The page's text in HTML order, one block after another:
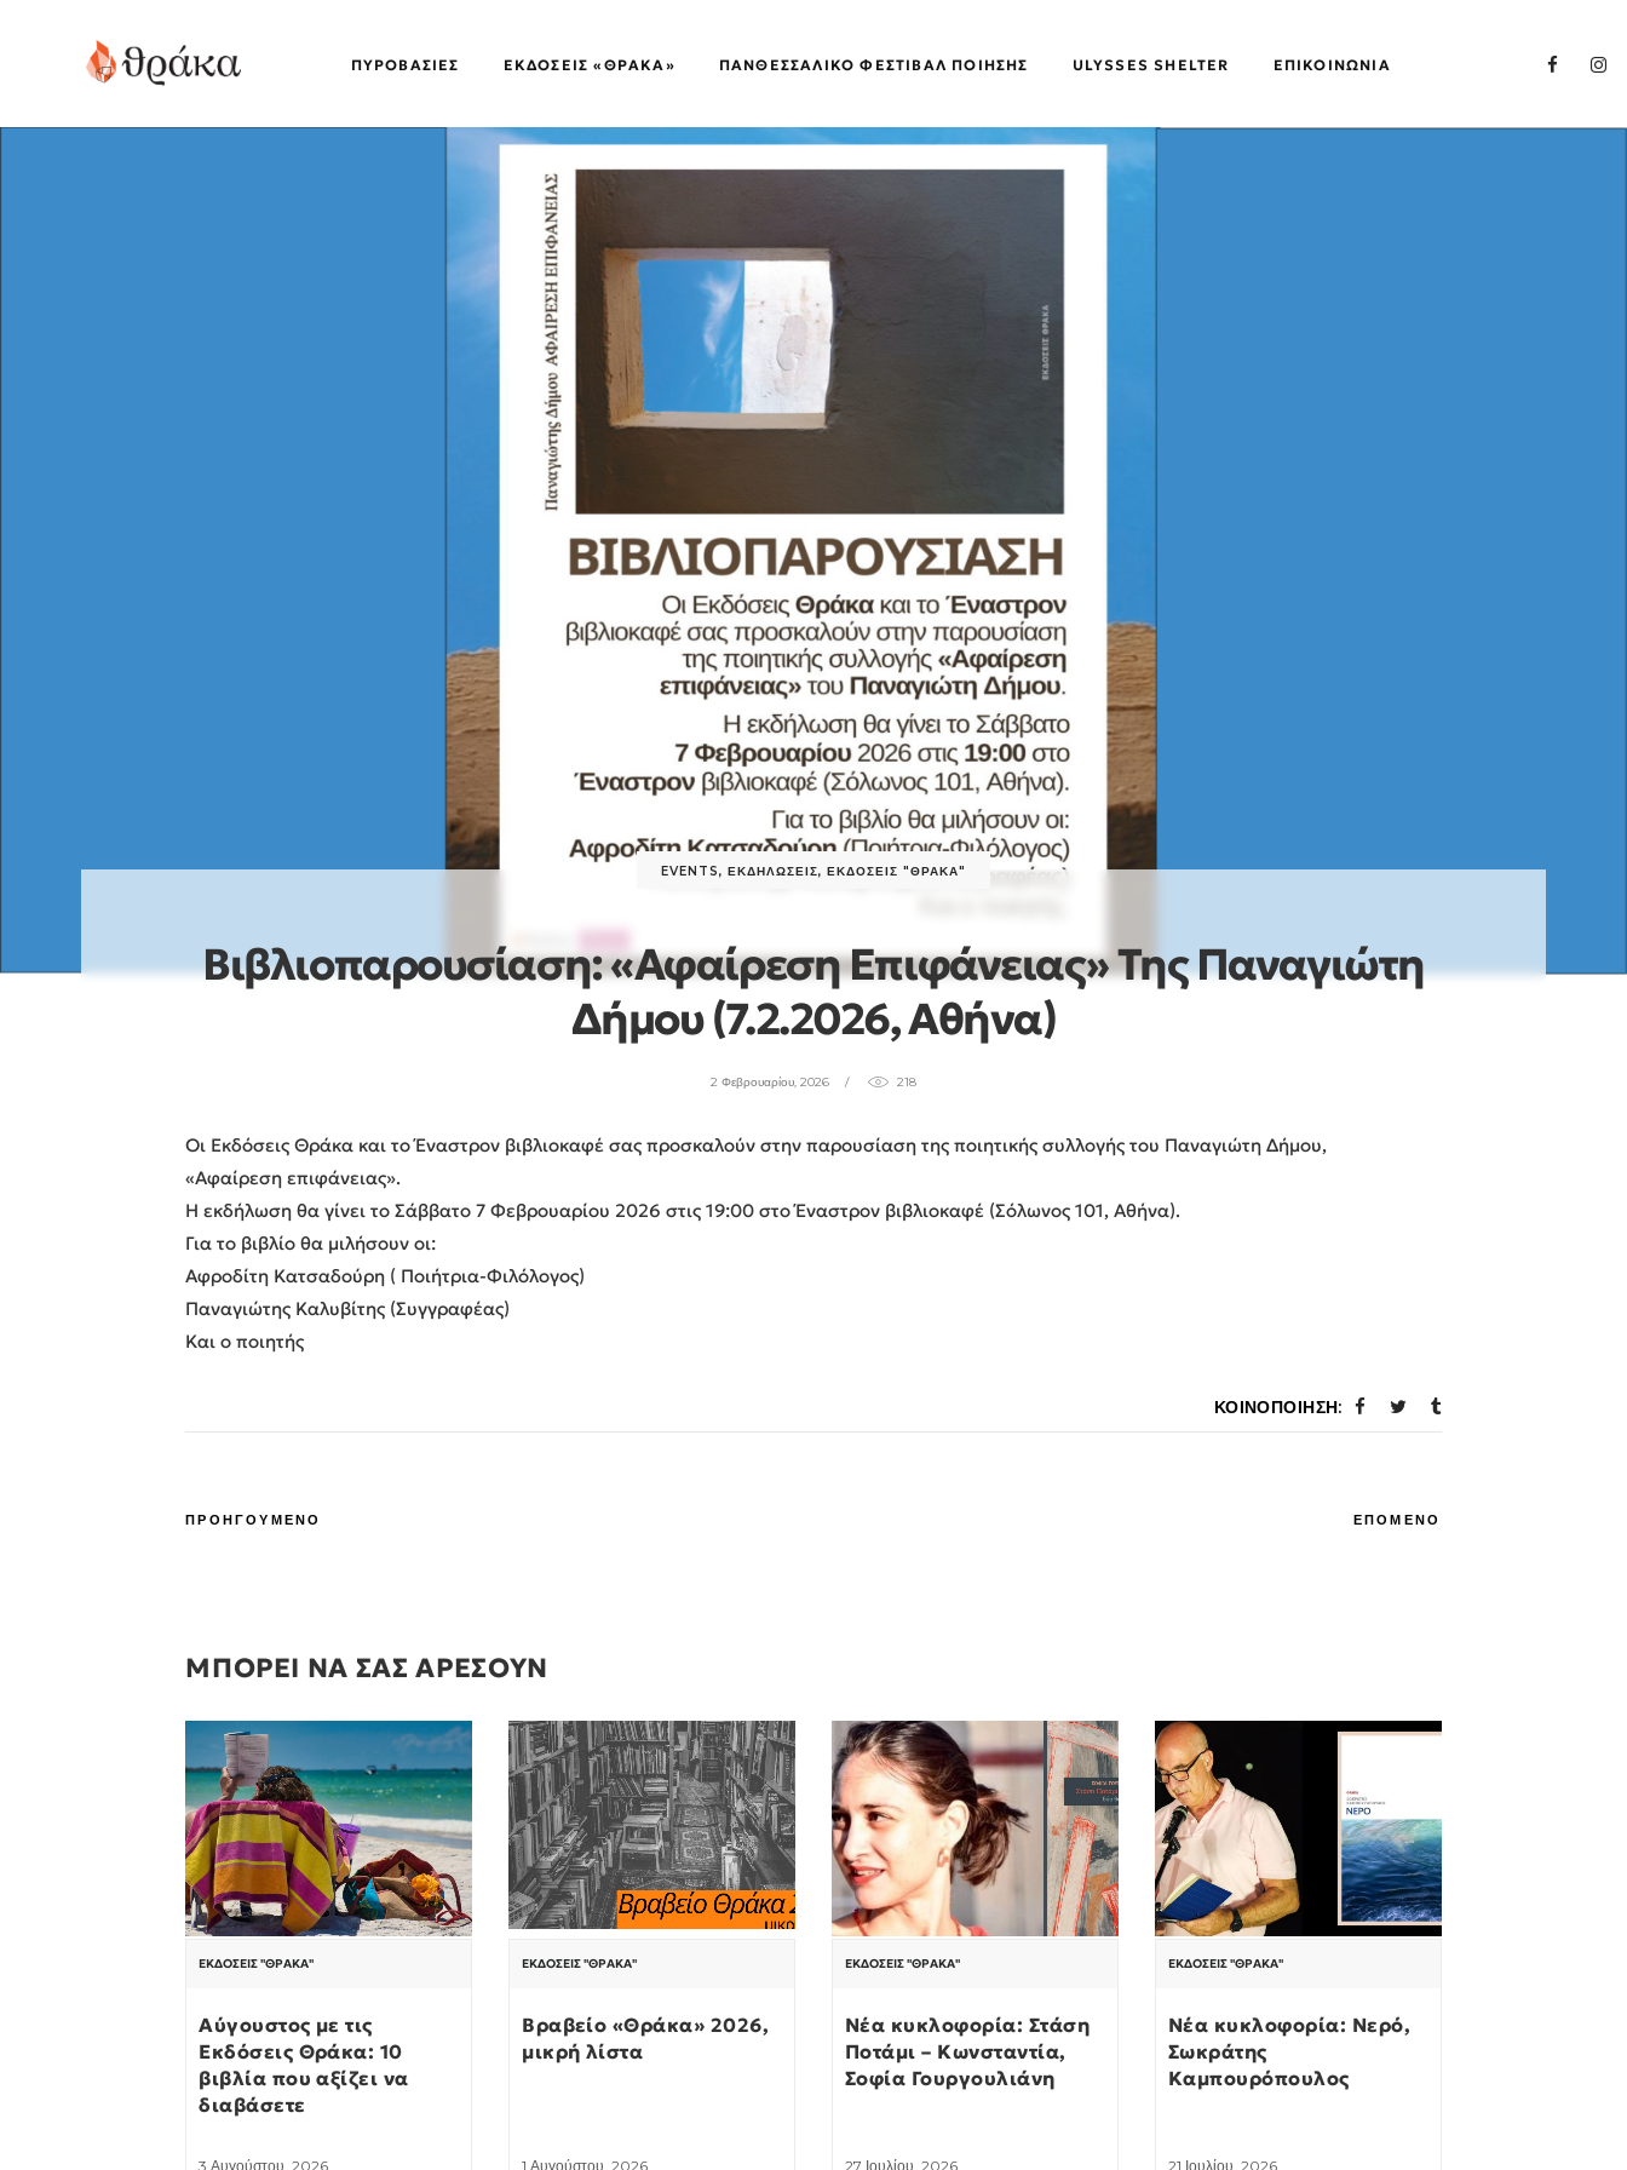
ΠΥΡΟΒΑΣΊΕΣ EΚΔΌΣΕΙΣ «ΘΡΑΚΑ» ΠΑΝΘΕΣΣΑΛΙΚΌ ΦΕΣΤΙΒΆΛ ΠΟΊΗΣΗΣ ULYSSES SHELTER ΕΠΙΚΟΙΝΩΝΊΑ
EVENTS, ΕΚΔΗΛΏΣΕΙΣ, ΕΚΔΌΣΕΙΣ "ΘΡΆΚΑ"
Βιβλιοπαρουσίαση: «Αφαίρεση Επιφάνειας» Της Παναγιώτη
Δήμου (7.2.2026, Αθήνα)
2 Φεβρουαρίου, 2026 218
Οι Εκδόσεις Θράκα και το Έναστρον βιβλιοκαφέ σας προσκαλούν στην παρουσίαση της ποιητικής συλλογής του Παναγιώτη Δήμου,
«Αφαίρεση επιφάνειας».
Η εκδήλωση θα γίνει το Σάββατο 7 Φεβρουαρίου 2026 στις 19:00 στο Έναστρον βιβλιοκαφέ (Σόλωνος 101, Αθήνα).
Για το βιβλίο θα μιλήσουν οι:
Αφροδίτη Κατσαδούρη ( Ποιήτρια-Φιλόλογος)
Παναγιώτης Καλυβίτης (Συγγραφέας)
Και ο ποιητής
ΚΟΙΝΟΠΟΊΗΣΗ:
ΠΡΟΗΓΟΥΜΕΝΟ ΕΠΟΜΕΝΟ
ΜΠΟΡΕΙ ΝΑ ΣΑΣ ΑΡΕΣΟΥΝ
ΕΚΔΌΣΕΙΣ "ΘΡΆΚΑ"
Αύγουστος με τις
Εκδόσεις Θράκα: 10
βιβλία που αξίζει να
διαβάσετε
3 Αυγούστου, 2026
ΕΚΔΌΣΕΙΣ "ΘΡΆΚΑ"
Βραβείο «Θράκα» 2026,
μικρή λίστα
1 Αυγούστου, 2026
ΕΚΔΌΣΕΙΣ "ΘΡΆΚΑ"
Νέα κυκλοφορία: Στάση
Ποτάμι – Κωνσταντία,
Σοφία Γουργουλιάνη
27 Ιουλίου, 2026
ΕΚΔΌΣΕΙΣ "ΘΡΆΚΑ"
Νέα κυκλοφορία: Νερό,
Σωκράτης
Καμπουρόπουλος
21 Ιουλίου, 2026